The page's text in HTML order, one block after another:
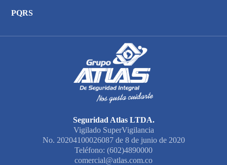
PQRS
Seguridad Atlas LTDA.
Vigilado SuperVigilancia
No. 20204100026087 de 8 de junio de 2020
Teléfono: (602)4890000
comercial@atlas.com.co